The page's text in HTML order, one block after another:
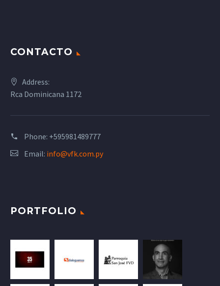
CONTACTO
Address:
Rca Dominicana 1172
Phone: +595981489777
Email: info@vfk.com.py
PORTFOLIO